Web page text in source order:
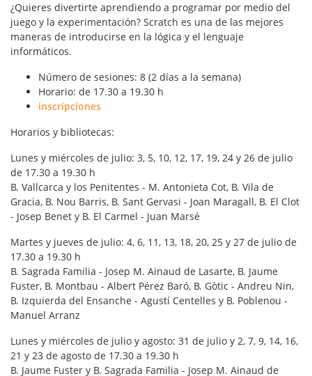
¿Quieres divertirte aprendiendo a programar por medio del
juego y la experimentación? Scratch es una de las mejores
maneras de introducirse en la lógica y el lenguaje
informáticos.
Número de sesiones: 8 (2 días a la semana)
Horario: de 17.30 a 19.30 h
inscripciones
Horarios y bibliotecas:
Lunes y miércoles de julio: 3, 5, 10, 12, 17, 19, 24 y 26 de julio
de 17.30 a 19.30 h
B. Vallcarca y los Penitentes - M. Antonieta Cot, B. Vila de
Gracia, B. Nou Barris, B. Sant Gervasi - Joan Maragall, B. El Clot
- Josep Benet y B. El Carmel - Juan Marsé
Martes y jueves de julio: 4, 6, 11, 13, 18, 20, 25 y 27 de julio de
17.30 a 19.30 h
B. Sagrada Familia - Josep M. Ainaud de Lasarte, B. Jaume
Fuster, B. Montbau - Albert Pérez Baró, B. Gòtic - Andreu Nin,
B. Izquierda del Ensanche - Agustí Centelles y B. Poblenou -
Manuel Arranz
Lunes y miércoles de julio y agosto: 31 de julio y 2, 7, 9, 14, 16,
21 y 23 de agosto de 17.30 a 19.30 h
B. Jaume Fuster y B. Sagrada Familia - Josep M. Ainaud de